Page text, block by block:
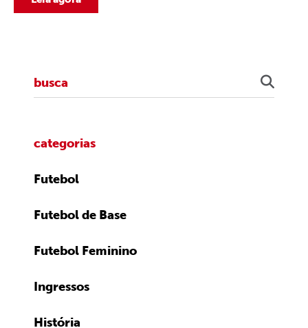
categorias
Futebol
Futebol de Base
Futebol Feminino
Ingressos
História